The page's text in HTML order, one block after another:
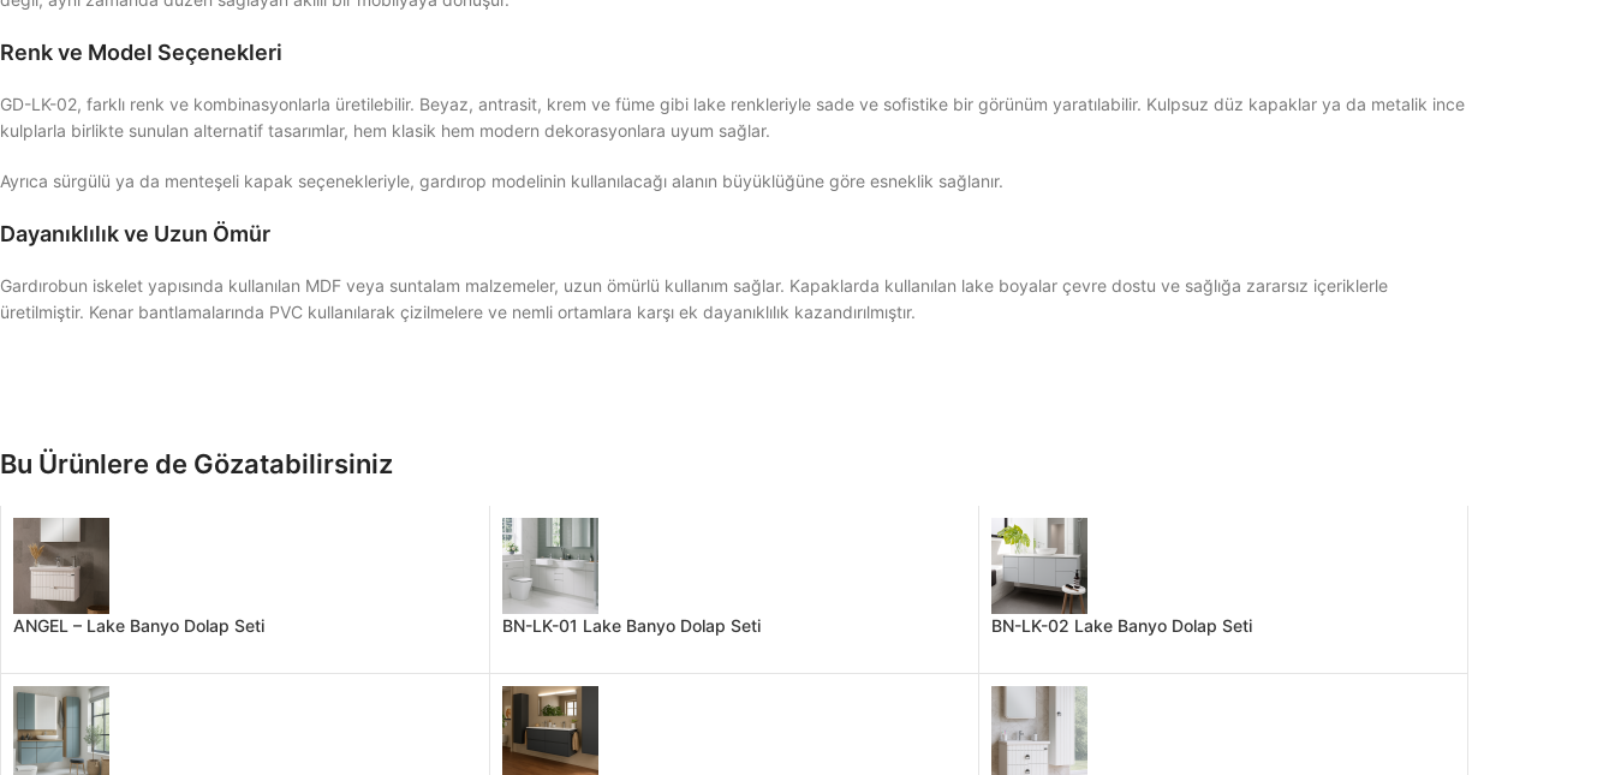
Renk ve Model Seçenekleri
GD-LK-02, farklı renk ve kombinasyonlarla üretilebilir. Beyaz, antrasit, krem ve füme gibi lake renkleriyle sade ve sofistike bir görünüm yaratılabilir. Kulpsuz düz kapaklar ya da metalik ince
kulplarla birlikte sunulan alternatif tasarımlar, hem klasik hem modern dekorasyonlara uyum sağlar.
Ayrıca sürgülü ya da menteşeli kapak seçenekleriyle, gardırop modelinin kullanılacağı alanın büyüklüğüne göre esneklik sağlanır.
Dayanıklılık ve Uzun Ömür
Gardırobun iskelet yapısında kullanılan MDF veya suntalam malzemeler, uzun ömürlü kullanım sağlar. Kapaklarda kullanılan lake boyalar çevre dostu ve sağlığa zararsız içeriklerle
üretilmiştir. Kenar bantlamalarında PVC kullanılarak çizilmelere ve nemli ortamlara karşı ek dayanıklılık kazandırılmıştır.
Bu Ürünlere de Gözatabilirsiniz
ANGEL – Lake Banyo Dolap Seti BN-LK-01 Lake Banyo Dolap Seti BN-LK-02 Lake Banyo Dolap Seti